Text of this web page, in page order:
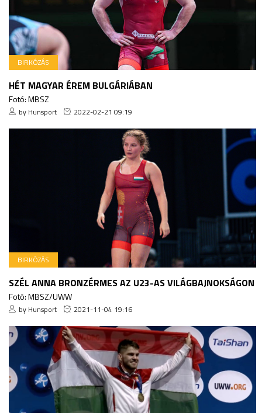
BIRKÓZÁS
HÉT MAGYAR ÉREM BULGÁRIÁBAN
Fotó: MBSZ
by Hunsport 2022-02-21 09:19
BIRKÓZÁS
SZÉL ANNA BRONZÉRMES AZ U23-AS VILÁGBAJNOKSÁGON
Fotó: MBSZ/UWW
by Hunsport 2021-11-04 19:16